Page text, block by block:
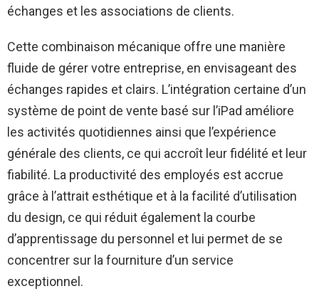
échanges et les associations de clients.
Cette combinaison mécanique offre une manière
fluide de gérer votre entreprise, en envisageant des
échanges rapides et clairs. L’intégration certaine d’un
système de point de vente basé sur l’iPad améliore
les activités quotidiennes ainsi que l’expérience
générale des clients, ce qui accroît leur fidélité et leur
fiabilité. La productivité des employés est accrue
grâce à l’attrait esthétique et à la facilité d’utilisation
du design, ce qui réduit également la courbe
d’apprentissage du personnel et lui permet de se
concentrer sur la fourniture d’un service
exceptionnel.